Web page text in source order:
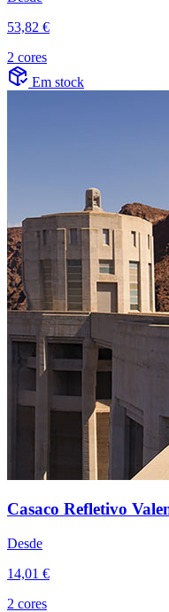
53,82 €
2 cores
Em stock
Casaco Refletivo
Desde
14,01 €
2 cores